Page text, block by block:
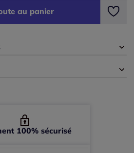
au panier
100% sécurisé